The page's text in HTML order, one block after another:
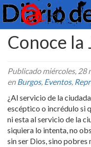
Conoce
Publicadomiércoles, 28
enBurgos, Eventos,
¿Al servicio de la
escéptico o incrédulo si
ni esta al servicio de la
siquiera lo intenta, no
sin ser Dios, sino